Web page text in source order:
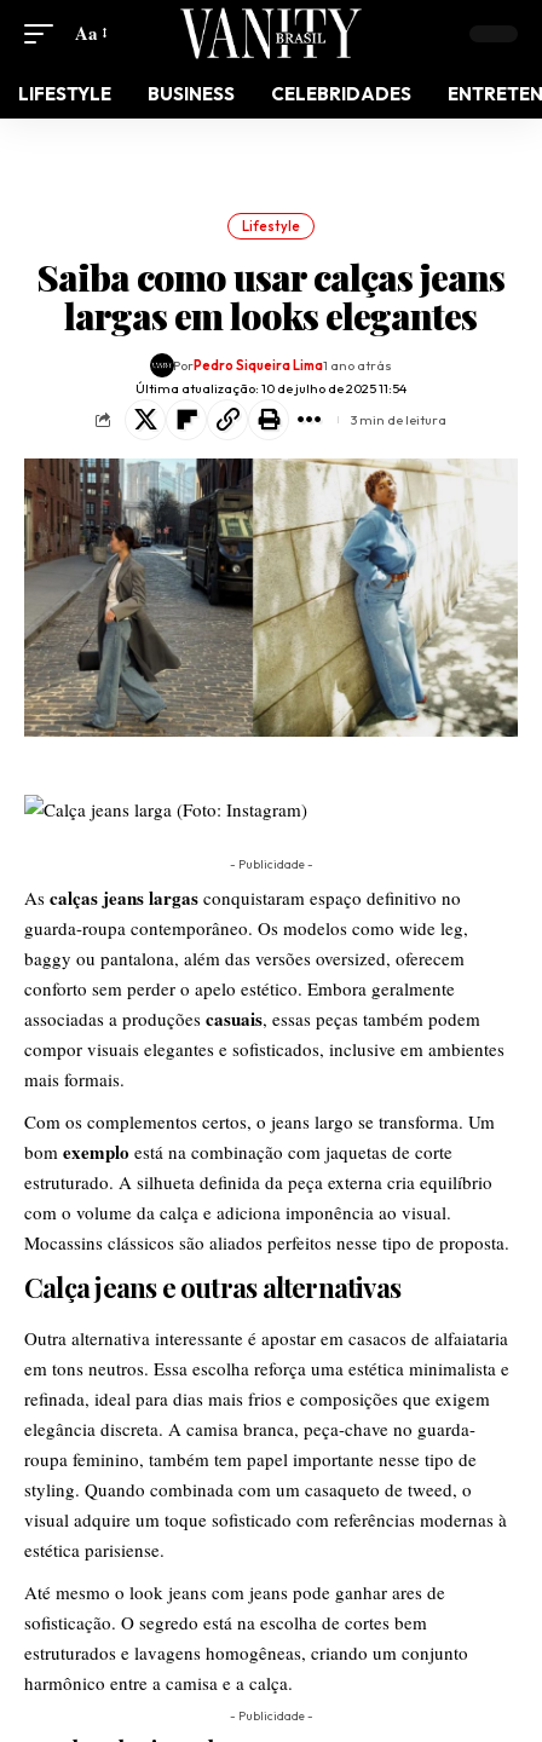
Aa
LIFESTYLE BUSINESS CELEBRIDADES
Lifestyle
Saiba como usar calças jeans
largas em looks elegantes
Última atualização: 10 de julho de 2025 11:54
PorPedro Siqueira Lima1 ano atrás
3 min de leitura
- Publicidade -
As calças jeans largas conquistaram espaço definitivo no
guarda-roupa contemporâneo. Os modelos como wide leg,
baggy ou pantalona, além das versões oversized, oferecem
conforto sem perder o apelo estético. Embora geralmente
associadas a produções casuais, essas peças também podem
compor visuais elegantes e sofisticados, inclusive em ambientes
mais formais.
Com os complementos certos, o jeans largo se transforma. Um
bom exemplo está na combinação com jaquetas de corte
estruturado. A silhueta definida da peça externa cria equilíbrio
com o volume da calça e adiciona imponência ao visual.
Mocassins clássicos são aliados perfeitos nesse tipo de proposta.
Calça jeans e outras alternativas
Outra alternativa interessante é apostar em casacos de alfaiataria
em tons neutros. Essa escolha reforça uma estética minimalista e
refinada, ideal para dias mais frios e composições que exigem
elegância discreta. A camisa branca, peça-chave no guarda-
roupa feminino, também tem papel importante nesse tipo de
styling. Quando combinada com um casaqueto de tweed, o
visual adquire um toque sofisticado com referências modernas à
estética parisiense.
Até mesmo o look jeans com jeans pode ganhar ares de
sofisticação. O segredo está na escolha de cortes bem
estruturados e lavagens homogêneas, criando um conjunto
harmônico entre a camisa e a calça.
- Publicidade -